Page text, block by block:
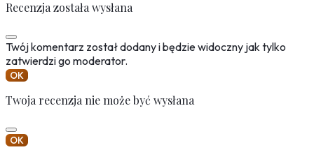
Recenzja została wysłana
Twój komentarz został dodany i będzie widoczny jak tylko
zatwierdzi go moderator.
OK
Twoja recenzja nie może być wysłana
OK